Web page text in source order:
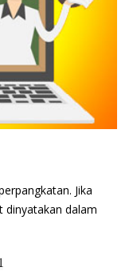
Jika
dinyatakan dalam